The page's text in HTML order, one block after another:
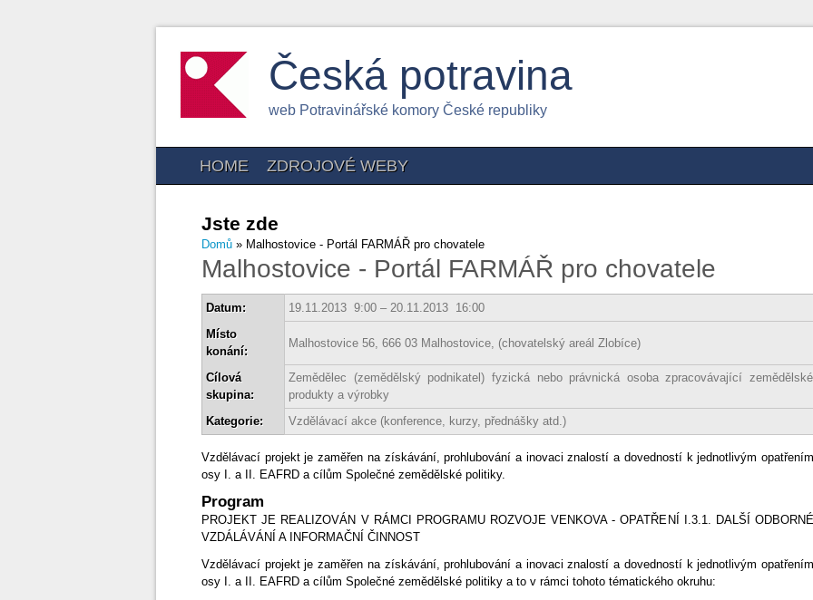
Česká potravina
web Potravinářské komory České republiky
HOME ZDROJOVÉ WEBY
Jste zde
Domů » Malhostovice - Portál FARMÁŘ pro chovatele
Malhostovice - Portál FARMÁŘ pro chovatele
Datum:
19.11.2013 9:00 – 20.11.2013 16:00
Místo
konání:
Malhostovice 56, 666 03 Malhostovice, (chovatelský areál Zlobíce)
Cílová
skupina:
Zemědělec (zemědělský podnikatel) fyzická nebo právnická osoba zpracovávající zemědělské
produkty a výrobky
Kategorie:
Vzdělávací akce (konference, kurzy, přednášky atd.)
Vzdělávací projekt je zaměřen na získávání, prohlubování a inovaci znalostí a dovedností k jednotlivým opatřením
osy I. a II. EAFRD a cílům Společné zemědělské politiky.
Program
PROJEKT JE REALIZOVÁN V RÁMCI PROGRAMU ROZVOJE VENKOVA - OPATŘENÍ I.3.1. DALŠÍ ODBORNÉ
VZDÁLÁVÁNÍ A INFORMAČNÍ ČINNOST
Vzdělávací projekt je zaměřen na získávání, prohlubování a inovaci znalostí a dovedností k jednotlivým opatřením
osy I. a II. EAFRD a cílům Společné zemědělské politiky a to v rámci tohoto tématického okruhu: